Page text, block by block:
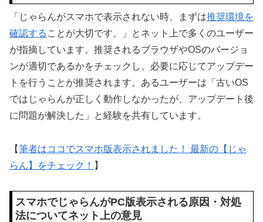
「じゃらんがスマホで表示されない時、まずは推奨環境を
確認する ことが大切です。」とネット上で多くのユーザー
が指摘しています。推奨されるブラウザやOSのバージョ
ンが適切であるかをチェックし、必要に応じてアップデー
トを行うことが推奨されます。あるユーザーは「古いOS
ではじゃらんが正しく動作しなかったが、アップデート後
に問題が解決した」と経験を共有しています。
【筆者はココでスマホ版表示されました！ 最新の【じゃ
らん】をチェック！ 】
スマホでじゃらんがPC版表示される原因・対処
法についてネット上の意見